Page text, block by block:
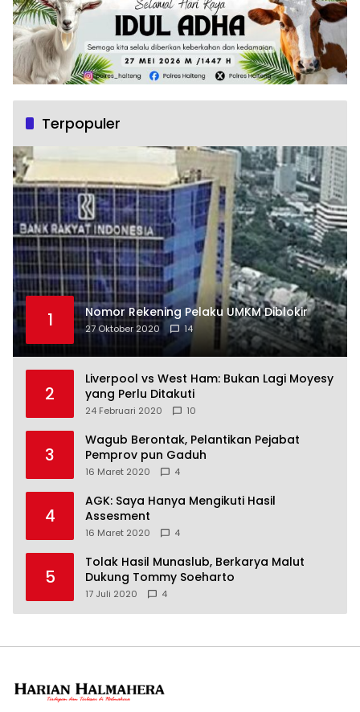
Terpopuler
1 Nomor Rekening Pelaku UMKM Diblokir
27 Oktober 2020 14
2
Liverpool vs West Ham: Bukan Lagi Moyesy
yang Perlu Ditakuti
24 Februari 2020 10
3
Wagub Berontak, Pelantikan Pejabat
Pemprov pun Gaduh
16 Maret 2020 4
4
AGK: Saya Hanya Mengikuti Hasil
Assesment
16 Maret 2020 4
5
Tolak Hasil Munaslub, Berkarya Malut
Dukung Tommy Soeharto
17 Juli 2020 4